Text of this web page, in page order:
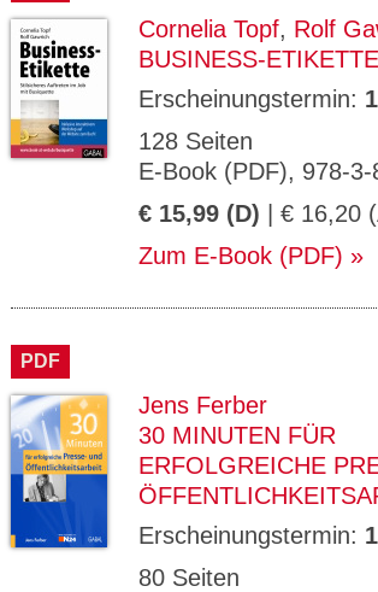
Cornelia Topf, Rolf
BUSINESS-ETIKETTE
Erscheinungstermin:
128 Seiten
E-Book (PDF), 978-
€ 15,99 (D) | € 16,20
Zum E-Book (PDF)
PDF
Jens Ferber
30 MINUTEN FÜR
ERFOLGREICHE
Erscheinungstermin:
80 Seiten